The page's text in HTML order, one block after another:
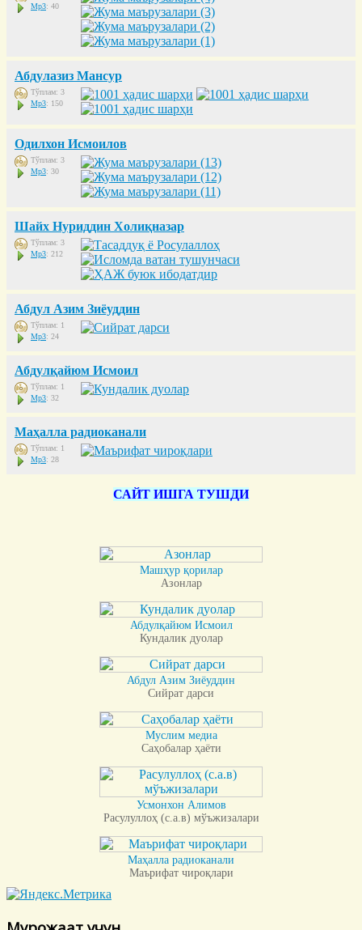
Mp3: 40
Абдулазиз Мансур
Тўплам: 3
Mp3: 150
Одилхон Исмоилов
Тўплам: 3
Mp3: 30
Шайх Нуриддин Холиқназар
Тўплам: 3
Mp3: 212
Абдул Азим Зиёуддин
Тўплам: 1
Mp3: 24
Абдулқайюм Исмоил
Тўплам: 1
Mp3: 32
Маҳалла радиоканали
Тўплам: 1
Mp3: 28
САЙТ ИШГА ТУШДИ
Машҳур қорилар
Азонлар
Абдулқайюм Исмоил
Кундалик дуолар
Абдул Азим Зиёуддин
Сийрат дарси
Муслим медиа
Саҳобалар ҳаёти
Усмонхон Алимов
Расулуллоҳ (с.а.в) мўъжизалари
Маҳалла радиоканали
Маърифат чироқлари